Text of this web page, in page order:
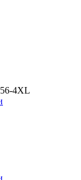
56-4XL